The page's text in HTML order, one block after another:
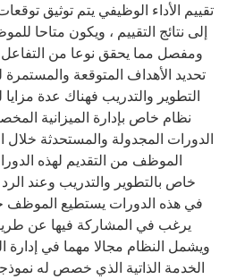
تقييم الأداء الوظيفي يتم توثيق
إلى نتائج التقييم ، ويكون متاحا
ومفصل مما يحقق نوعا من
تحديد الأهداف المتوقعة
التطوير والتدريب فهناك عدة
نظام خاص بإدارة الميزانية
الدورات المجدولة والمستحدثة خلال
الموظف من التقديم لهذه
خاص بالتطوير والتدريب وعند
في هذه الدورات يستطيع الموظف
يرغب في المشاركة فيها عن
ويشمل النظام مجالا مهما في
الخدمة الذاتية الذي خصص له